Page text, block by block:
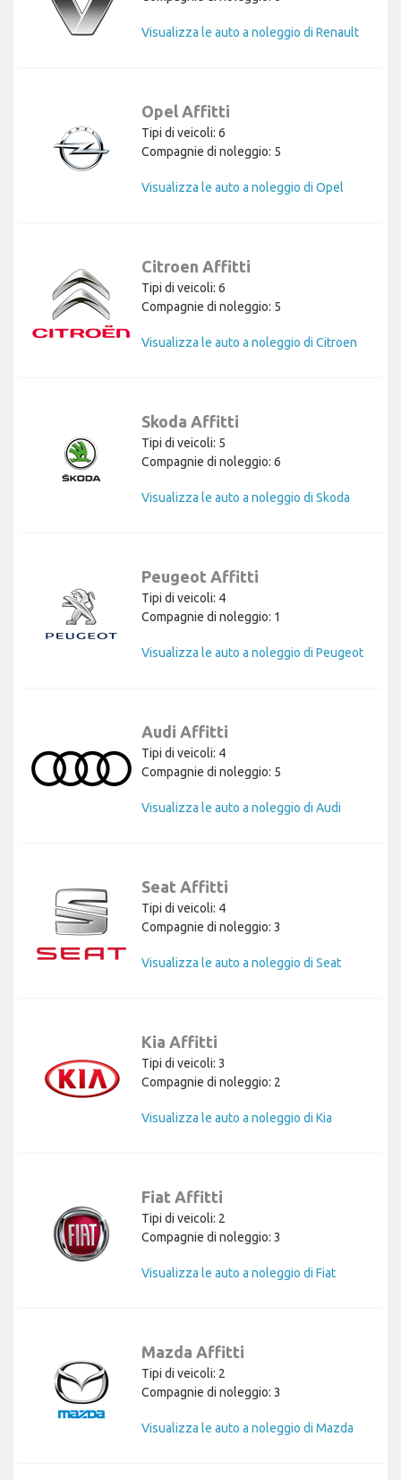
Visualizza le auto a noleggio di Renault
Opel Affitti
Tipi di veicoli: 6
Compagnie di noleggio: 5
Visualizza le auto a noleggio di Opel
Citroen Affitti
Tipi di veicoli: 6
Compagnie di noleggio: 5
Visualizza le auto a noleggio di Citroen
Skoda Affitti
Tipi di veicoli: 5
Compagnie di noleggio: 6
Visualizza le auto a noleggio di Skoda
Peugeot Affitti
Tipi di veicoli: 4
Compagnie di noleggio: 1
Visualizza le auto a noleggio di Peugeot
Audi Affitti
Tipi di veicoli: 4
Compagnie di noleggio: 5
Visualizza le auto a noleggio di Audi
Seat Affitti
Tipi di veicoli: 4
Compagnie di noleggio: 3
Visualizza le auto a noleggio di Seat
Kia Affitti
Tipi di veicoli: 3
Compagnie di noleggio: 2
Visualizza le auto a noleggio di Kia
Fiat Affitti
Tipi di veicoli: 2
Compagnie di noleggio: 3
Visualizza le auto a noleggio di Fiat
Mazda Affitti
Tipi di veicoli: 2
Compagnie di noleggio: 3
Visualizza le auto a noleggio di Mazda